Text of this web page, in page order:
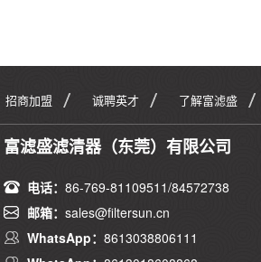
招商加盟 诚聘英才 了解富滤盛
富滤盛滤清器（东莞）有限公司
电话： 86-769-81109511/84572738
邮箱： sales@filtersun.cn
WhatsApp： 8613038806111